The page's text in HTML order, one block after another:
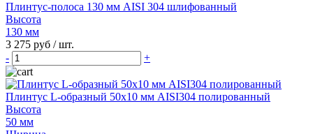
Плинтус-полоса 130 мм AISI 304 шлифованный
Высота
130 мм
3 275 руб / шт.
-
+
Плинтус L-образный 50х10 мм AISI304 полированный
Высота
50 мм